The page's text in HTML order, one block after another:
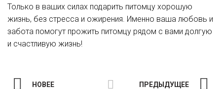
Только в ваших силах подарить питомцу хорошую
жизнь, без стресса и ожирения. Именно ваша любовь и
забота помогут прожить питомцу рядом с вами долгую
и счастливую жизнь!
НОВЕЕ ПРЕДЫДУЩЕЕ